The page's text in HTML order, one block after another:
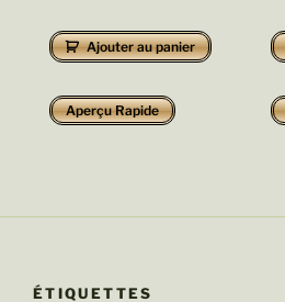
Ajouter au panier
Aperçu Rapide
ÉTIQUETTES